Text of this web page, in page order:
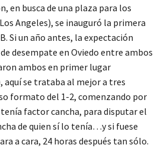
en busca de una plaza para los
Angeles), se inauguró la primera
Si un año antes, la expectación
desempate en Oviedo entre ambos
ambos en primer lugar
aquí se trataba al mejor a tres
formato del 1-2, comenzando por
factor cancha, para disputar el
de quien sí lo tenía…y si fuese
a cara, 24 horas después tan sólo.